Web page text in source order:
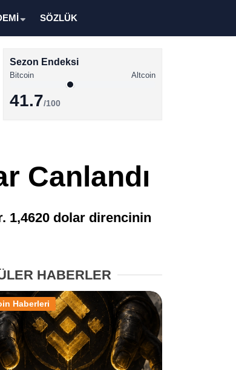
Altcoin Haberleri
Solana Haberleri
Memecoin Haberleri
Stablecoin Haberleri
Facebook
SÖZLÜK
Sezon Endeksi
Bitcoin Altcoin
41.7/100
Canlandı
1,4620 dolar direncinin
HABERLER
Haberleri